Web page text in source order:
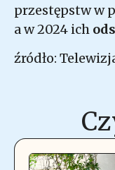
przestępstw w
a w 2024 ich
źródło: